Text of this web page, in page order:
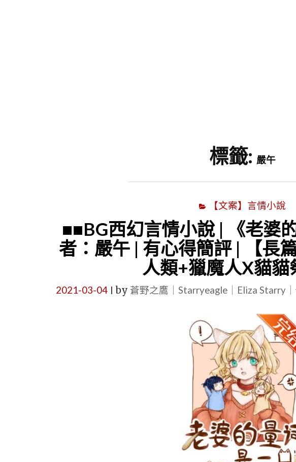
標籤: 嚴午
【文案】言情小說
■■BG西幻言情小說 | 《老婆
者：嚴午 | 有心得簡評 | 【長
人類+獵魔人X貓貓
2021-03-04 by 蒼野之鷹｜Starryeagle｜Eliza Starry